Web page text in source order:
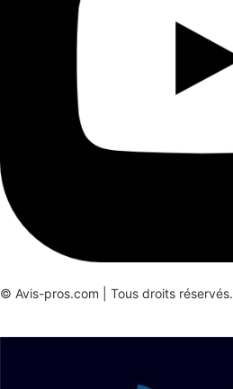
© Avis-pros.com | Tous droits réservés.